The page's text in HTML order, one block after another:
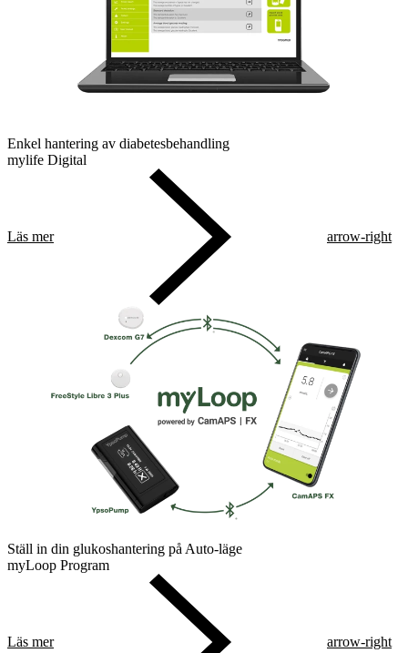
Enkel hantering av diabetesbehandling
mylife Digital
Läs mer arrow-right
Ställ in din glukoshantering på Auto-läge
myLoop Program
Läs mer arrow-right